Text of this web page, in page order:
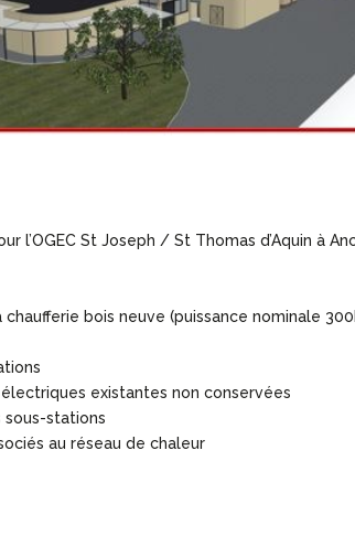
l’OGEC St Joseph / St Thomas d’Aquin à
bois neuve (puissance nominale
existantes non conservées
sous-stations
au réseau de chaleur